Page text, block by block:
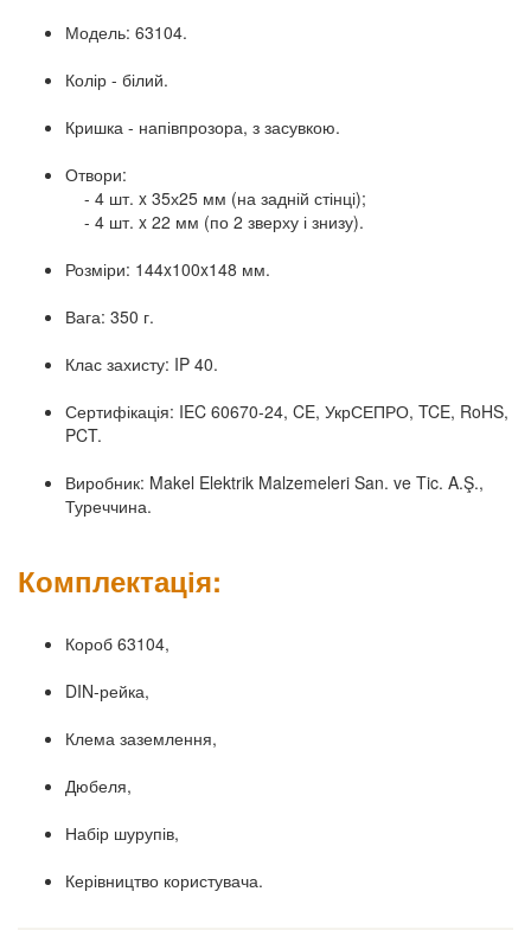
Модель: 63104.
Колір - білий.
Кришка - напівпрозора, з засувкою.
Отвори:
- 4 шт. x 35х25 мм (на задній стінці);
- 4 шт. x 22 мм (по 2 зверху і знизу).
Розміри: 144x100x148 мм.
Вага: 350 г.
Клас захисту: IP 40.
Сертифікація: IEC 60670-24, CE, УкрСЕПРО, TCE, RoHS,
PCT.
Виробник: Makel Elektrik Malzemeleri San. ve Tic. A.Ş.,
Туреччина.
Комплектація:
Короб 63104,
DIN-рейка,
Клема заземлення,
Дюбеля,
Набір шурупів,
Керівництво користувача.